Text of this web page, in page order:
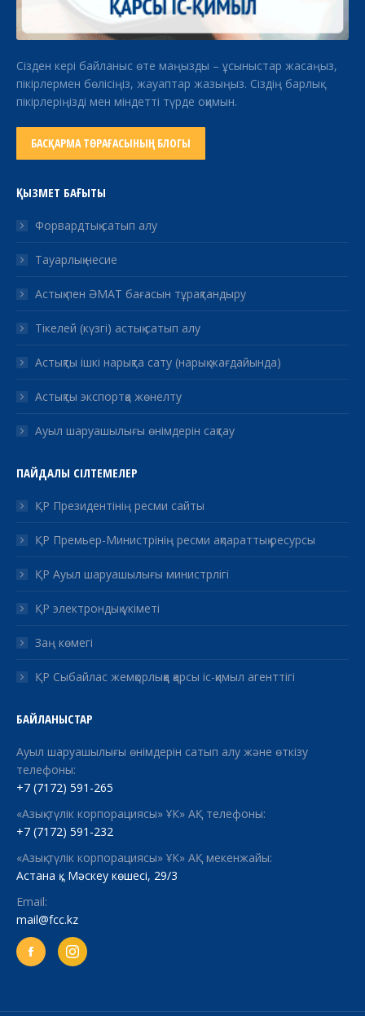
Сізден кері байланыс өте маңызды – ұсыныстар жасаңыз,
пікірлермен бөлісіңіз, жауаптар жазыңыз. Сіздің барлық
пікірлеріңізді мен міндетті түрде оқимын.
БАСҚАРМА ТӨРАҒАСЫНЫҢ БЛОГЫ
ҚЫЗМЕТ БАҒЫТЫ
Форвардтық сатып алу
Тауарлық несие
Астық пен ӘМАТ бағасын тұрақтандыру
Тікелей (күзгі) астық сатып алу
Астықты ішкі нарықта сату (нарық жағдайында)
Астықты экспортқа жөнелту
Ауыл шаруашылығы өнімдерін сақтау
ПАЙДАЛЫ СІЛТЕМЕЛЕР
ҚР Президентінің ресми сайты
ҚР Премьер-Министрінің ресми ақпараттық ресурсы
ҚР Ауыл шаруашылығы министрлігі
ҚР электрондық үкіметі
Заң көмегі
ҚР Сыбайлас жемқорлыққа қарсы іс-қимыл агенттігі
БАЙЛАНЫСТАР
Ауыл шаруашылығы өнімдерін сатып алу және өткізу
телефоны:
+7 (7172) 591-265
«Азық-түлік корпорациясы» ҰК» АҚ телефоны:
+7 (7172) 591-232
«Азық-түлік корпорациясы» ҰК» АҚ мекенжайы:
Астана қ., Мәскеу көшесі, 29/3
Email:
mail@fcc.kz
Facebook